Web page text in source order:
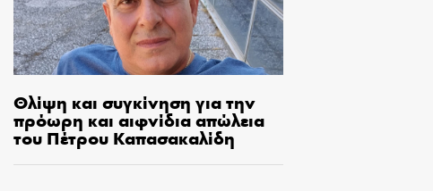
Θλίψη και συγκίνηση για την
πρόωρη και αιφνίδια απώλεια
του Πέτρου Καπασακαλίδη